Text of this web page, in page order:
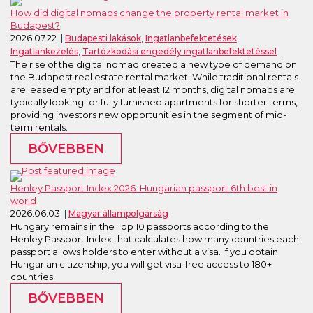
How did digital nomads change the property rental market in
Budapest?
2026.07.22.
Budapesti lakások Ingatlanbefektetések
Ingatlankezelés Tartózkodási engedély ingatlanbefektetéssel
The rise of the digital nomad created a new type of demand on
the Budapest real estate rental market. While traditional rentals
are leased empty and for at least 12 months, digital nomads are
typically looking for fully furnished apartments for shorter terms,
providing investors new opportunities in the segment of mid-
term rentals.
BŐVEBBEN
Henley Passport Index 2026: Hungarian passport 6th best in
world
2026.06.03.
Magyar állampolgárság
Hungary remains in the Top 10 passports according to the
Henley Passport Index that calculates how many countries each
passport allows holders to enter without a visa. If you obtain
Hungarian citizenship, you will get visa-free access to 180+
countries.
BŐVEBBEN